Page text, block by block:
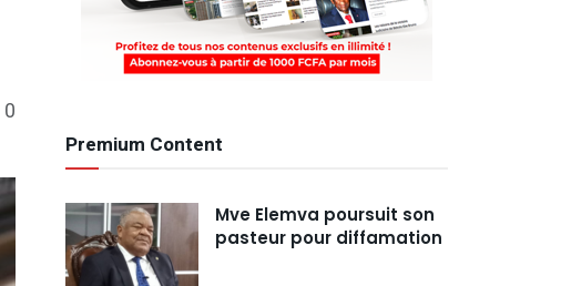
0
Premium Content
Mve Elemva poursuit son
pasteur pour diffamation